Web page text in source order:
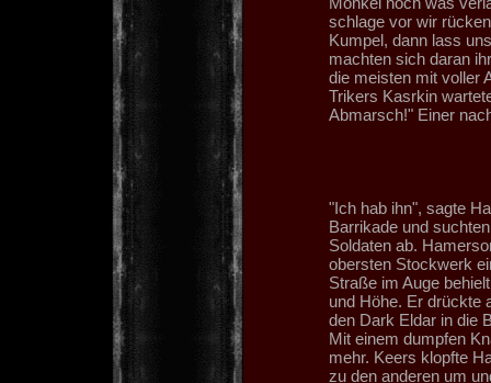
schlage vor wir
Kumpel, dann lass
machten sich daran
die meisten mit voller
Trikers Kasrkin
Abmarsch!" Einer
"Ich hab ihn", sagte
Barrikade und
Soldaten ab.
obersten Stockwerk
Straße im Auge
und Höhe. Er drückte
den Dark Eldar in die
Mit einem dumpfen
mehr. Keers klopfte
zu den anderen um